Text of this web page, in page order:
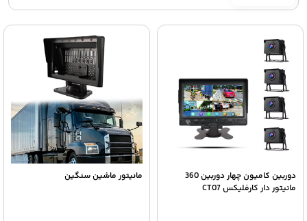
دوربین کامیون چهار دوربین 360
مانیتور دار کارفلیکس CT07
مانیتور ماشین سنگین